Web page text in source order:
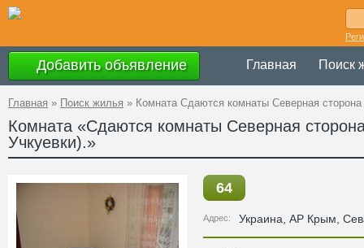
Добавить объявление Главная Поиск
Главная » Поиск жилья » Комната Сдаются комнаты Северная
Комната «Сдаются комнаты Северная
Учкуевки).»
64
Адрес: Украина АР Крым ,